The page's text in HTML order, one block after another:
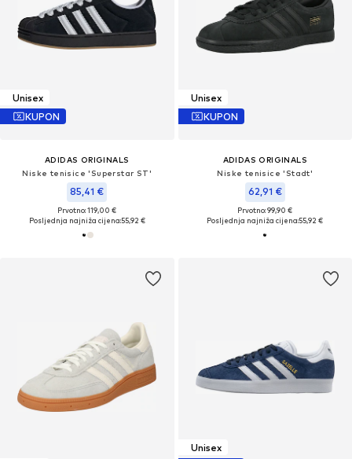
Unisex
KUPON
ADIDAS ORIGINALS
Niske tenisice 'Superstar ST'
85,41 €
Prvotno: 119,00 €
Posljednja najniža cijena:55,92 €
Unisex
KUPON
ADIDAS ORIGINALS
Niske tenisice 'Stadt'
62,91 €
Prvotno: 99,90 €
Posljednja najniža cijena:55,92 €
Unisex